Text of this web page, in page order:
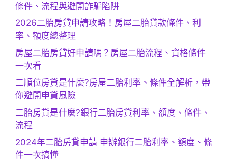
條件、流程與避開詐騙陷阱
2026二胎房貸申請攻略！房屋二胎貸款條件、利
率、額度總整理
房屋二胎房貸好申請嗎？房屋二胎流程、資格條件
一次看
二順位房貸是什麼?房屋二胎利率、條件全解析，帶
你避開申貸風險
二胎房貸是什麼?銀行二胎房貸利率、額度、條件、
流程
2024年二胎房貸申請 申辦銀行二胎利率、額度、條
件一次搞懂